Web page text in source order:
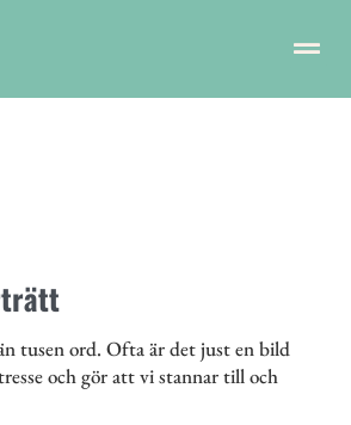
tusen ord. Ofta är det just en bild
och gör att vi stannar till och